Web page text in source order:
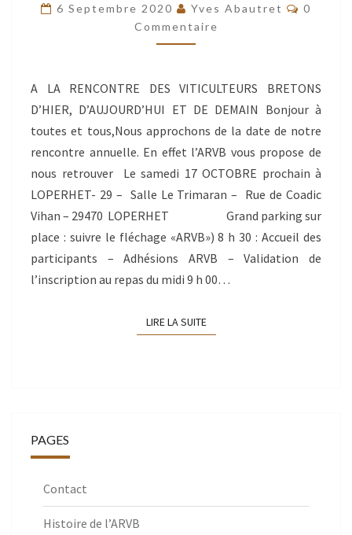
L’ARVB
LE
17
2020
6 Septembre 2020 Yves Abautret
0
Commentaire
A LA RENCONTRE DES VITICULTEURS BRETONS
D’HIER, D’AUJOURD’HUI ET DE DEMAIN Bonjour à
toutes et tous,Nous approchons de la date de notre
rencontre annuelle. En effet l’ARVB vous propose de
nous retrouver Le samedi 17 OCTOBRE prochain à
LOPERHET- 29 – Salle Le Trimaran – Rue de Coadic
Vihan – 29470 LOPERHET Grand parking sur
place : suivre le fléchage «ARVB») 8 h 30 : Accueil des
participants – Adhésions ARVB – Validation de
l’inscription au repas du midi 9 h 00…
LIRE LA SUITELIRE LA SUITE
PAGES
Contact
Histoire de l’ARVB